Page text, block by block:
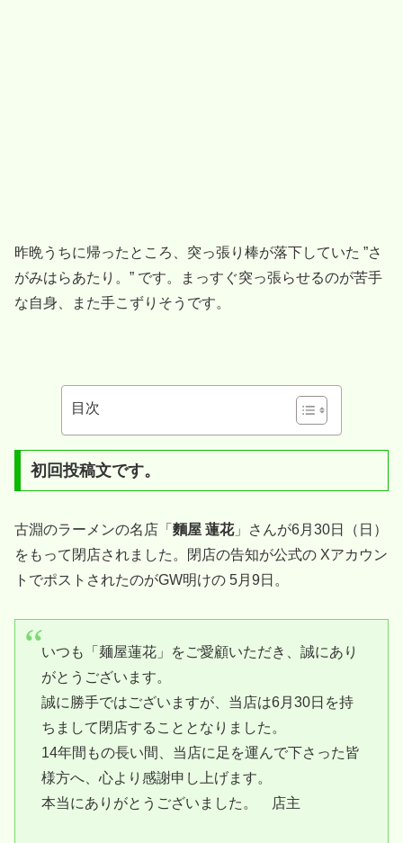
昨晩うちに帰ったところ、突っ張り棒が落下していた ”さ
がみはらあたり。” です。まっすぐ突っ張らせるのが苦手
な自身、また手こずりそうです。
目次
初回投稿文です。
古淵のラーメンの名店「 麵屋 蓮花」さんが6月30日（日）
をもって閉店されました。閉店の告知が公式の Xアカウン
トでポストされたのがGW明けの 5月9日。
いつも「麺屋蓮花」をご愛顧いただき、誠にあり
がとうございます。
誠に勝手ではございますが、当店は6月30日を持
ちまして閉店することとなりました。
14年間もの長い間、当店に足を運んで下さった皆
様方へ、心より感謝申し上げます。
本当にありがとうございました。 店主